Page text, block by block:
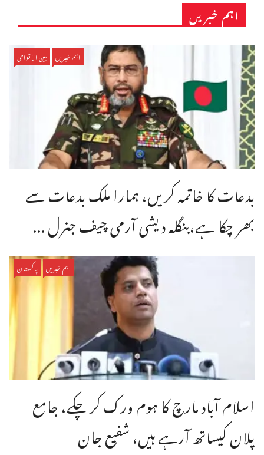
اہم خبریں
اہم خبریں بین الاقوامی
بدعات کا خاتمہ کریں، ہمارا ملک بدعات سے
بھر چکا ہے،بنگله دیشی آرمی چیف جنرل ...
اہم خبریں پاکستان
اسلام آباد مارچ کا ہوم ورک کر چکے، جامع
پلان کیساتھ آرہے ہیں، شفیع جان